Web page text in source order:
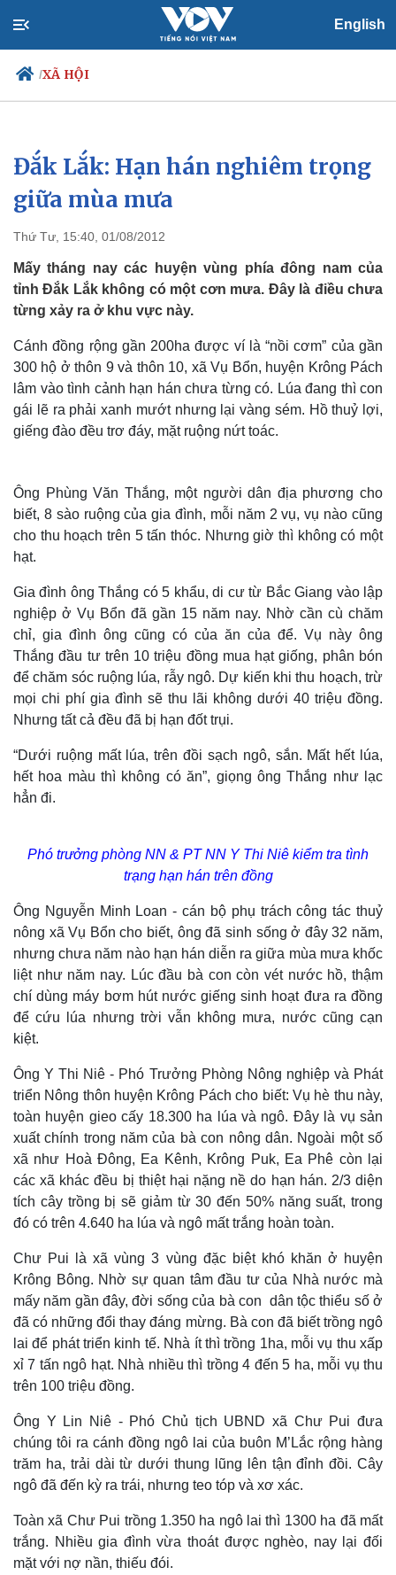
English
/XÃ HỘI
Chính trị
Đảng
Tổ chức nhân sự
Nhận diện sự thật
Xã hội
Việc làm
Biển đảo
Thế giới
Quan sát
Cuộc sống đó đây
Hồ sơ
Multimedia
Video
Ảnh
E-Magazine
Infographic
Đắk Lắk: Hạn hán nghiêm trọng
giữa mùa mưa
Thứ Tư, 15:40, 01/08/2012
Mấy tháng nay các huyện vùng phía đông nam của
tỉnh Đắk Lắk không có một cơn mưa. Đây là điều chưa
từng xảy ra ở khu vực này.
Cánh đồng rộng gần 200ha được ví là “nồi cơm” của gần
300 hộ ở thôn 9 và thôn 10, xã Vụ Bổn, huyện Krông Pách
lâm vào tình cảnh hạn hán chưa từng có. Lúa đang thì con
gái lẽ ra phải xanh mướt nhưng lại vàng sém. Hồ thuỷ lợi,
giếng đào đều trơ đáy, mặt ruộng nứt toác.
Ông Phùng Văn Thắng, một người dân địa phương cho
biết, 8 sào ruộng của gia đình, mỗi năm 2 vụ, vụ nào cũng
cho thu hoạch trên 5 tấn thóc. Nhưng giờ thì không có một
hạt.
Gia đình ông Thắng có 5 khẩu, di cư từ Bắc Giang vào lập
nghiệp ở Vụ Bổn đã gần 15 năm nay. Nhờ cần cù chăm
chỉ, gia đình ông cũng có của ăn của để. Vụ này ông
Thắng đầu tư trên 10 triệu đồng mua hạt giống, phân bón
để chăm sóc ruộng lúa, rẫy ngô. Dự kiến khi thu hoạch, trừ
mọi chi phí gia đình sẽ thu lãi không dưới 40 triệu đồng.
Nhưng tất cả đều đã bị hạn đốt trụi.
“Dưới ruộng mất lúa, trên đồi sạch ngô, sắn. Mất hết lúa,
hết hoa màu thì không có ăn”, giọng ông Thắng như lạc
hẳn đi.
Phó trưởng phòng NN & PT NN Y Thi Niê kiểm tra tình
trạng hạn hán trên đồng
Ông Nguyễn Minh Loan - cán bộ phụ trách công tác thuỷ
nông xã Vụ Bổn cho biết, ông đã sinh sống ở đây 32 năm,
nhưng chưa năm nào hạn hán diễn ra giữa mùa mưa khốc
liệt như năm nay. Lúc đầu bà con còn vét nước hồ, thậm
chí dùng máy bơm hút nước giếng sinh hoạt đưa ra đồng
để cứu lúa nhưng trời vẫn không mưa, nước cũng cạn
kiệt.
Ông Y Thi Niê - Phó Trưởng Phòng Nông nghiệp và Phát
triển Nông thôn huyện Krông Pách cho biết: Vụ hè thu này,
toàn huyện gieo cấy 18.300 ha lúa và ngô. Đây là vụ sản
xuất chính trong năm của bà con nông dân. Ngoài một số
xã như Hoà Đông, Ea Kênh, Krông Puk, Ea Phê còn lại
các xã khác đều bị thiệt hại nặng nề do hạn hán. 2/3 diện
tích cây trồng bị sẽ giảm từ 30 đến 50% năng suất, trong
đó có trên 4.640 ha lúa và ngô mất trắng hoàn toàn.
Chư Pui là xã vùng 3 vùng đặc biệt khó khăn ở huyện
Krông Bông. Nhờ sự quan tâm đầu tư của Nhà nước mà
mấy năm gần đây, đời sống của bà con dân tộc thiểu số ở
đã có những đổi thay đáng mừng. Bà con đã biết trồng ngô
lai để phát triển kinh tế. Nhà ít thì trồng 1ha, mỗi vụ thu xấp
xỉ 7 tấn ngô hạt. Nhà nhiều thì trồng 4 đến 5 ha, mỗi vụ thu
trên 100 triệu đồng.
Ông Y Lin Niê - Phó Chủ tịch UBND xã Chư Pui đưa
chúng tôi ra cánh đồng ngô lai của buôn M’Lắc rộng hàng
trăm ha, trải dài từ dưới thung lũng lên tận đỉnh đồi. Cây
ngô đã đến kỳ ra trái, nhưng teo tóp và xơ xác.
Toàn xã Chư Pui trồng 1.350 ha ngô lai thì 1300 ha đã mất
trắng. Nhiều gia đình vừa thoát được nghèo, nay lại đối
mặt với nợ nần, thiếu đói.